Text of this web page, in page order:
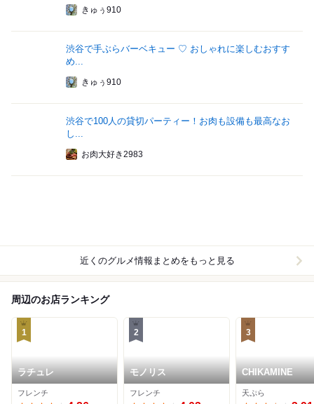
きゅぅ910
渋谷で手ぶらバーベキュー ♡ おしゃれに楽しむおすす
め...
きゅぅ910
渋谷で100人の貸切パーティー！お肉も設備も最高なお
し...
お肉大好き2983
近くのグルメ情報まとめをもっと見る
周辺のお店ランキング
1
ラチュレ
フレンチ
2
モノリス
フレンチ
3
CHIKAMINE
天ぷら